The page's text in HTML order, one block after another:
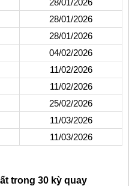
28/01/2026
28/01/2026
28/01/2026
04/02/2026
11/02/2026
11/02/2026
25/02/2026
11/03/2026
11/03/2026
trong 30 kỳ quay